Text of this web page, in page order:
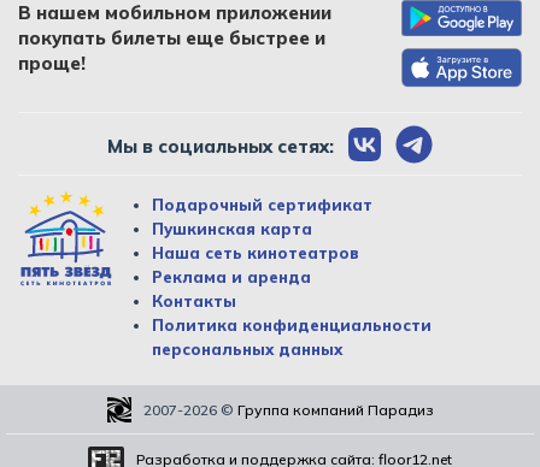
В нашем мобильном приложении
покупать билеты еще быстрее и
проще!
Мы в социальных сетях:
Подарочный сертификат
Пушкинская карта
Наша сеть кинотеатров
Реклама и аренда
Контакты
Политика конфиденциальности
персональных данных
2007-2026 © Группа компаний Парадиз
Разработка и поддержка сайта: floor12.net